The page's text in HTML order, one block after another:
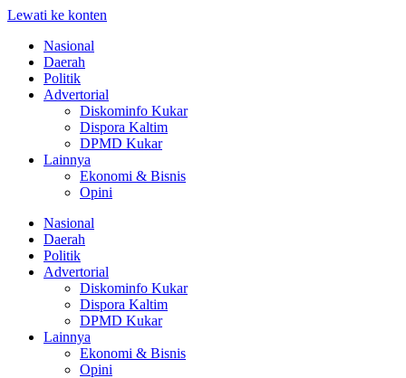
Lewati ke konten
Nasional
Daerah
Politik
Advertorial
Diskominfo Kukar
Dispora Kaltim
DPMD Kukar
Lainnya
Ekonomi & Bisnis
Opini
Nasional
Daerah
Politik
Advertorial
Diskominfo Kukar
Dispora Kaltim
DPMD Kukar
Lainnya
Ekonomi & Bisnis
Opini